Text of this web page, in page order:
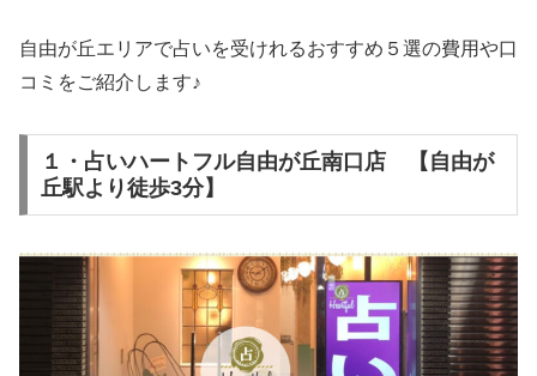
自由が丘エリアで占いを受けれるおすすめ５選の費用や口
コミをご紹介します♪
１・占いハートフル自由が丘南口店 【自由が
丘駅より徒歩3分】